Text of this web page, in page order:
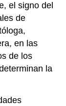
el signo del
de
en las
de los
la